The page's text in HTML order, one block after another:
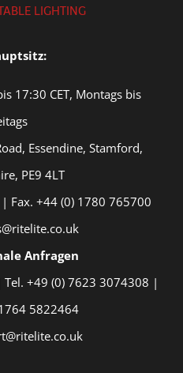
LIGHTING
17:30 CET, Montags bis
Essendine, Stamford,
PE9 4LT
Fax. +44 (0) 1780 765700
Anfragen
+49 (0) 7623 3074308 |
5822464